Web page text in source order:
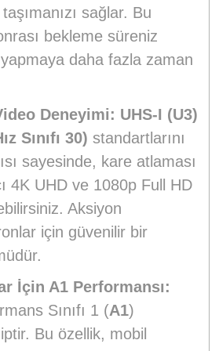
sağlar. Bu
bekleme süreniz
yapmaya daha fazla zaman
Deneyimi: UHS-I (U3)
Sınıfı 30) standartlarını
sayesinde, kare atlaması
4K UHD ve 1080p Full HD
Aksiyon
için güvenilir bir
İçin A1 Performansı:
Sınıfı 1 (A1)
Bu özellik, mobil